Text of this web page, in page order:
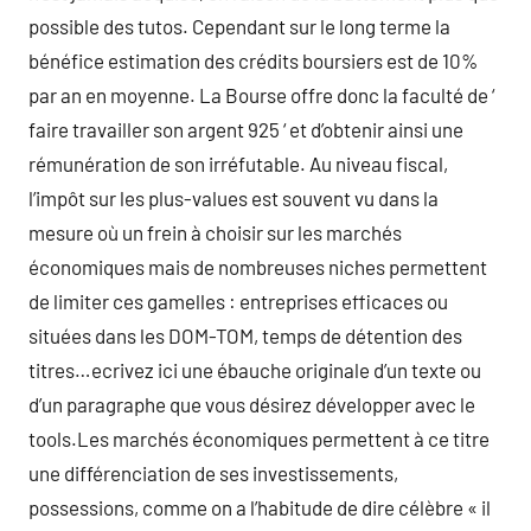
possible des tutos. Cependant sur le long terme la
bénéfice estimation des crédits boursiers est de 10%
par an en moyenne. La Bourse offre donc la faculté de ‘
faire travailler son argent 925 ‘ et d’obtenir ainsi une
rémunération de son irréfutable. Au niveau fiscal,
l’impôt sur les plus-values est souvent vu dans la
mesure où un frein à choisir sur les marchés
économiques mais de nombreuses niches permettent
de limiter ces gamelles : entreprises efficaces ou
situées dans les DOM-TOM, temps de détention des
titres…ecrivez ici une ébauche originale d’un texte ou
d’un paragraphe que vous désirez développer avec le
tools.Les marchés économiques permettent à ce titre
une différenciation de ses investissements,
possessions, comme on a l’habitude de dire célèbre « il